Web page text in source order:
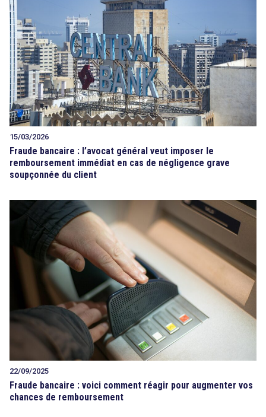
15/03/2026
Fraude bancaire : l’avocat général veut imposer le
remboursement immédiat en cas de négligence grave
soupçonnée du client
22/09/2025
Fraude bancaire : voici comment réagir pour augmenter vos
chances de remboursement